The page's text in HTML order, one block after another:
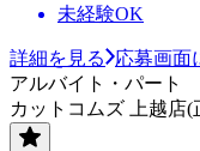
未経験OK
詳細を見る
応募画面
アルバイト・パート
カットコムズ 上越店(